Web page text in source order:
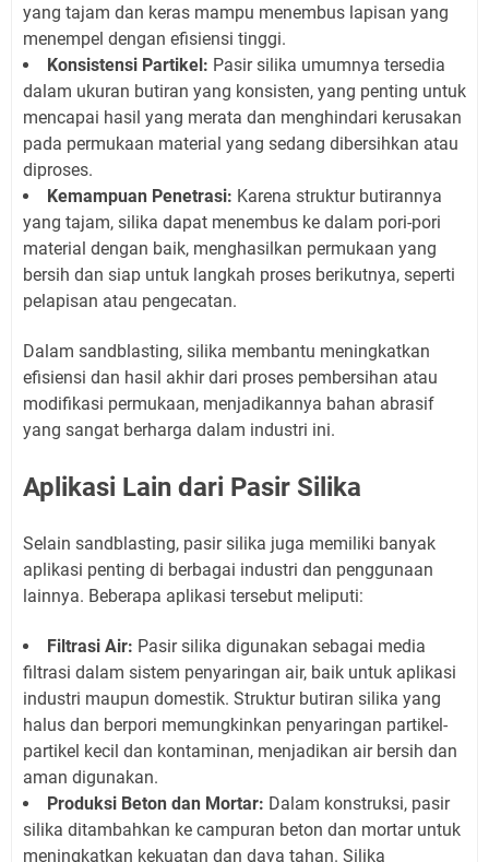
yang tajam dan keras mampu menembus lapisan yang
menempel dengan efisiensi tinggi.
Konsistensi Partikel: Pasir silika umumnya tersedia
dalam ukuran butiran yang konsisten, yang penting untuk
mencapai hasil yang merata dan menghindari kerusakan
pada permukaan material yang sedang dibersihkan atau
diproses.
Kemampuan Penetrasi: Karena struktur butirannya
yang tajam, silika dapat menembus ke dalam pori-pori
material dengan baik, menghasilkan permukaan yang
bersih dan siap untuk langkah proses berikutnya, seperti
pelapisan atau pengecatan.
Dalam sandblasting, silika membantu meningkatkan
efisiensi dan hasil akhir dari proses pembersihan atau
modifikasi permukaan, menjadikannya bahan abrasif
yang sangat berharga dalam industri ini.
Aplikasi Lain dari Pasir Silika
Selain sandblasting, pasir silika juga memiliki banyak
aplikasi penting di berbagai industri dan penggunaan
lainnya. Beberapa aplikasi tersebut meliputi:
Filtrasi Air: Pasir silika digunakan sebagai media
filtrasi dalam sistem penyaringan air, baik untuk aplikasi
industri maupun domestik. Struktur butiran silika yang
halus dan berpori memungkinkan penyaringan partikel-
partikel kecil dan kontaminan, menjadikan air bersih dan
aman digunakan.
Produksi Beton dan Mortar: Dalam konstruksi, pasir
silika ditambahkan ke campuran beton dan mortar untuk
meningkatkan kekuatan dan daya tahan. Silika